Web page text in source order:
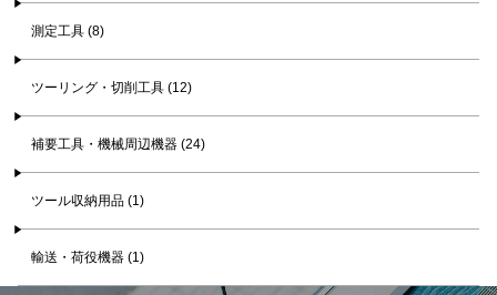
測定工具 (8)
ツーリング・切削工具 (12)
補要工具・機械周辺機器 (24)
ツール収納用品 (1)
輸送・荷役機器 (1)